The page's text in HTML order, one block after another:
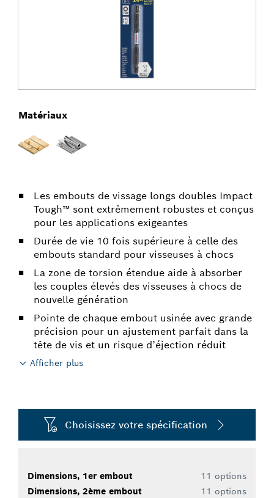
Les embouts de vissage longs doubles Impact
Tough™ sont extrêmement robustes et conçus
pour les applications exigeantes
Durée de vie 10 fois supérieure à celle des
embouts standard pour visseuses à chocs
La zone de torsion étendue aide à absorber
les couples élevés des visseuses à chocs de
nouvelle génération
Pointe de chaque embout usinée avec grande
précision pour un ajustement parfait dans la
tête de vis et un risque d’éjection réduit
Afficher plus
Matériaux
Choisissez votre spécification
Dimensions, 1er embout
11 options
Dimensions, 2ème embout
11 options